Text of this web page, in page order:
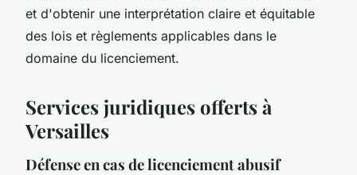
et d'obtenir une interprétation claire et équitable
des lois et règlements applicables dans le
domaine du licenciement.
Services juridiques offerts à
Versailles
Défense en cas de licenciement abusif